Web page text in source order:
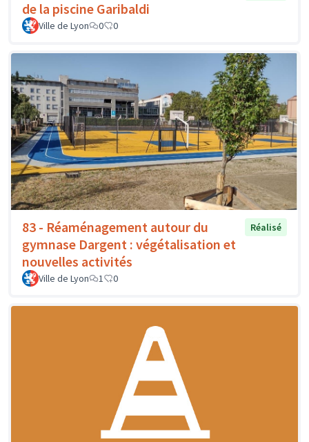
de la piscine Garibaldi
Ville de Lyon 0 0
83 - Réaménagement autour du
gymnase Dargent : végétalisation et
nouvelles activités
Réalisé
Ville de Lyon 1 0